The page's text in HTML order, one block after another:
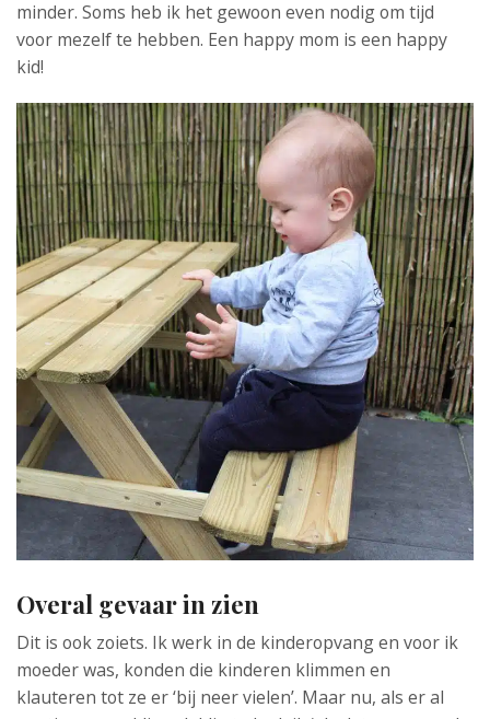
minder. Soms heb ik het gewoon even nodig om tijd
voor mezelf te hebben. Een happy mom is een happy
kid!
Overal gevaar in zien
Dit is ook zoiets. Ik werk in de kinderopvang en voor ik
moeder was, konden die kinderen klimmen en
klauteren tot ze er ‘bij neer vielen’. Maar nu, als er al